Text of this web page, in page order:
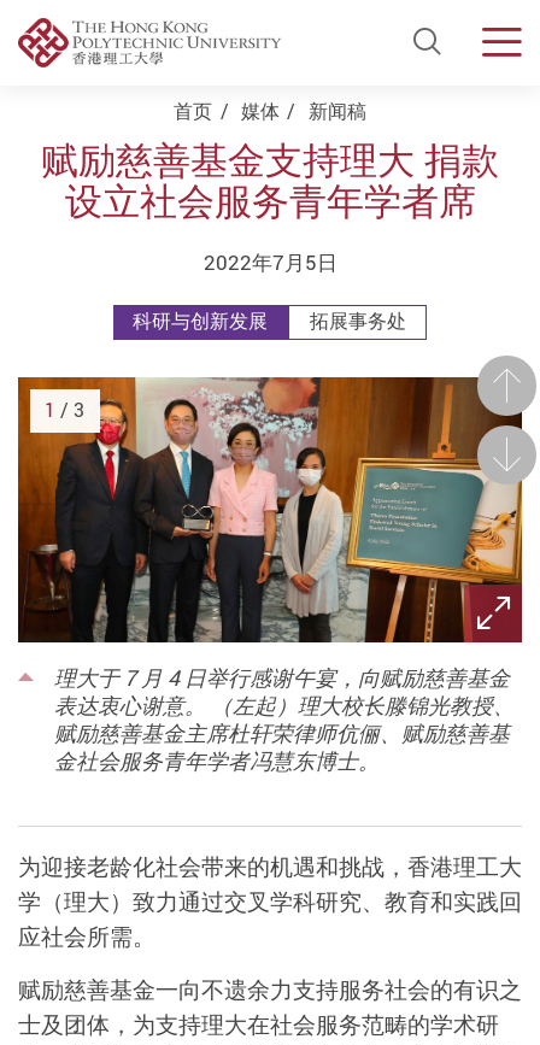
Open
Start main content首页 媒体 新闻稿
赋励慈善基金支持理大 捐款
设立社会服务青年学者席
2022年7月5日
科研与创新发展 拓展事务处
前
理大于 7 月 4 日举行感谢午宴，向赋励慈善基金
表达衷心谢意。 （左起）理大校长滕锦光教授、
赋励慈善基金主席杜轩荣律师伉俪、赋励慈善基
金社会服务青年学者冯慧东博士。
后一
1 / 3
为迎接老龄化社会带来的机遇和挑战，香港理工大
学（理大）致力通过交叉学科研究、教育和实践回
应社会所需。
赋励慈善基金一向不遗余力支持服务社会的有识之
士及团体，为支持理大在社会服务范畴的学术研